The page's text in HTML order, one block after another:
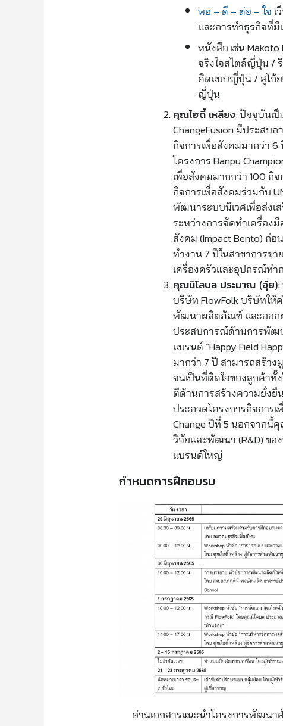
พอ – ดี – ต่อ – ใจ
และการทำธุรกิจที่
หนังสือ เช่น
จริงใจสไตล์ญี่ปุ่น /
คิดแบบญี่ปุ่น / สุโก้ย!
ญี่ปุ่น
คุณไฮดี้ เหลียง: ปัจจุบันเ
ChangeFusion มีประสบ
กิจการเพื่อสังคมมากว่า
โครงการ Banpu
เพื่อสังคมมากกว่า 100
กิจการเพื่อสังคมร่วมกับ
พัฒนาระบบนิเวศเพื่อส่งเ
ระหว่างการจัดทำเครื่อง
สังคม (Impact Bento)
ทำงาน 7 ปีในสาขาการข
เครื่องครัวและอุปกรณ์ทำ
คุณนิโลบล ประมาณ (อุ๋ย)
บริษัท FlowFolk บริษัทใ
พัฒนาผลิตภัณฑ์ และออก
ประสบการณ์ด้านการพั
แบรนด์ “Happy Field
มากว่า 7 ปี สามารถสร้า
จนเป็นที่ติดใจของลูกค้าทั้
ตีด้านการสร้างความยั่งยื
ประกวดโครงการกิจการ
Change ปีที่ 5 นอกจาก
วิจัยและพัฒนา (R&D) ขอ
แบรนด์ใหญ่
กำหนดการฝึกอบรม
อ่านเอกสารแนะนำโครงการพัฒน